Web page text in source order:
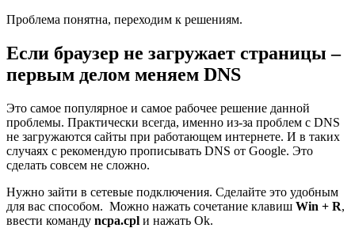
Проблема понятна, переходим к решениям.
Если браузер не загружает страницы –
первым делом меняем DNS
Это самое популярное и самое рабочее решение данной
проблемы. Практически всегда, именно из-за проблем с DNS
не загружаются сайты при работающем интернете. И в таких
случаях с рекомендую прописывать DNS от Google. Это
сделать совсем не сложно.
Нужно зайти в сетевые подключения. Сделайте это удобным
для вас способом. Можно нажать сочетание клавиш Win + R,
ввести команду ncpa.cpl и нажать Ok.